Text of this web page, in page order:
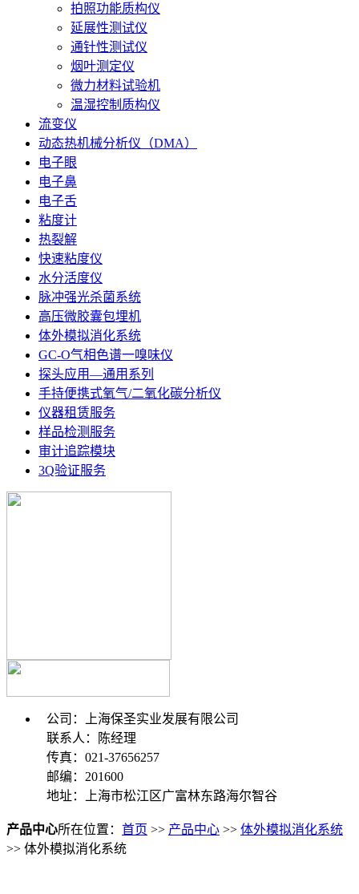
拍照功能质构仪
延展性测试仪
通针性测试仪
烟叶测定仪
微力材料试验机
温湿控制质构仪
流变仪
动态热机械分析仪（DMA）
电子眼
电子鼻
电子舌
粘度计
热裂解
快速粘度仪
水分活度仪
脉冲强光杀菌系统
高压微胶囊包埋机
体外模拟消化系统
GC-O气相色谱一嗅味仪
探头应用—通用系列
手持便携式氧气/二氧化碳分析仪
仪器租赁服务
样品检测服务
审计追踪模块
3Q验证服务
公司：上海保圣实业发展有限公司
联系人：陈经理
传真：021-37656257
邮编：201600
地址：上海市松江区广富林东路海尔智谷
产品中心所在位置： 首页 >> 产品中心 >> 体外模拟消化系统
>> 体外模拟消化系统